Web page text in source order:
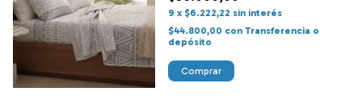
9 x $6.222,22 sin interés
$44.800,00 con Transferencia o
depósito
Comprar